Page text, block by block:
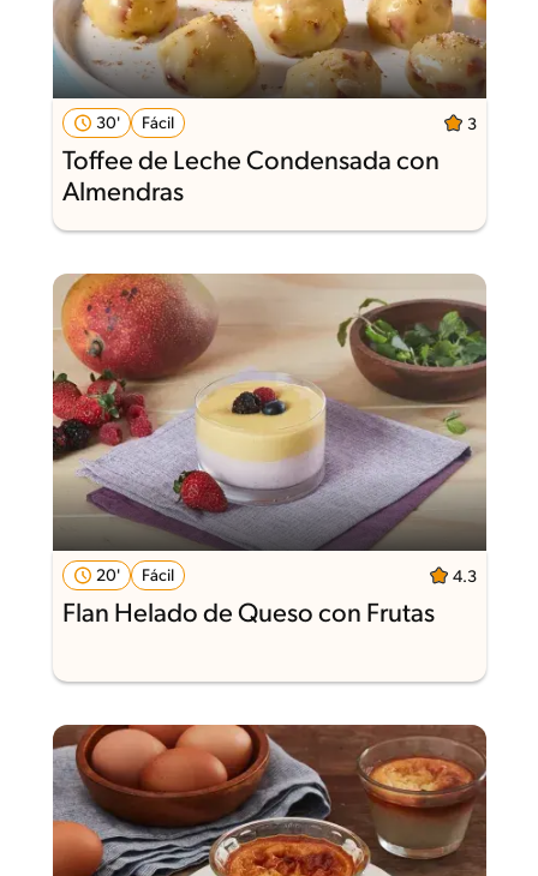
30' Fácil 3
Toffee de Leche Condensada con
Almendras
20' Fácil 4.3
Flan Helado de Queso con Frutas